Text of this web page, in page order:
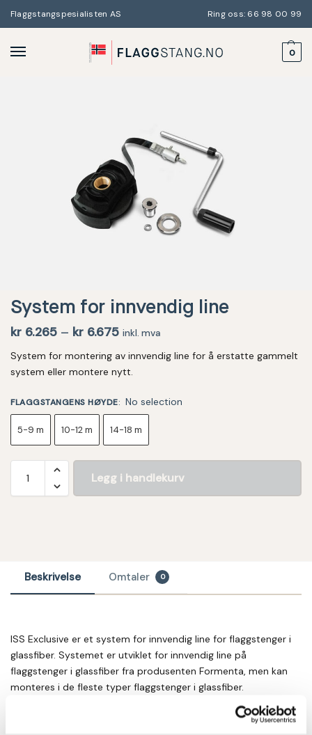
Flaggstangspesialisten AS Ring oss: 66 98 00 99
0
System for innvendig line
kr 6.265 – kr 6.675 inkl. mva
System for montering av innvendig line for å erstatte gammelt
system eller montere nytt.
FLAGGSTANGENS HØYDE: No selection
5-9 m 10-12 m 14-18 m
Legg i handlekurv
Beskrivelse Omtaler 0
ISS Exclusive er et system for innvendig line for flaggstenger i
glassfiber. Systemet er utviklet for innvendig line på
flaggstenger i glassfiber fra produsenten Formenta, men kan
monteres i de fleste typer flaggstenger i glassfiber.
For å montere innvendig line må flaggstangen taes ned. Man